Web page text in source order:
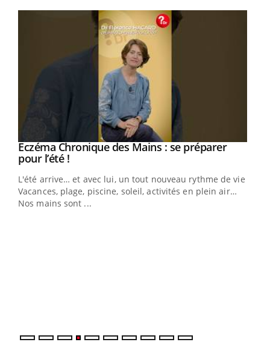
Youtube
Eczéma Chronique des Mains : se préparer
pour l’été !Youtube
L'été arrive… et avec lui, un tout nouveau rythme de vie !
Vacances, plage, piscine, soleil, activités en plein air…
Nos mains sont ...